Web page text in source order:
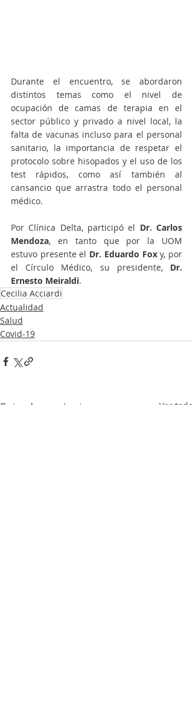
Durante el encuentro, se abordaron
distintos temas como el nivel de
ocupación de camas de terapia en el
sector público y privado a nivel local, la
falta de vacunas incluso para el personal
sanitario, la importancia de respetar el
protocolo sobre hisopados y el uso de los
test rápidos, como así también al
cansancio que arrastra todo el personal
médico.
Por Clínica Delta, participó el Dr. Carlos
Mendoza, en tanto que por la UOM
estuvo presente el Dr. Eduardo Fox y, por
el Círculo Médico, su presidente, Dr.
Ernesto Meiraldi.
Cecilia Acciardi
Actualidad
Salud
Covid-19
Entradas recientes Ver todo